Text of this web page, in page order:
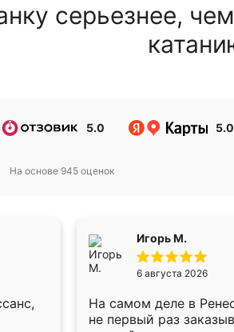
серьезнее,
5.0 5.0
На основе 945 оценок
Игорь М.
6 августа 2026
На самом деле в
не первый раз